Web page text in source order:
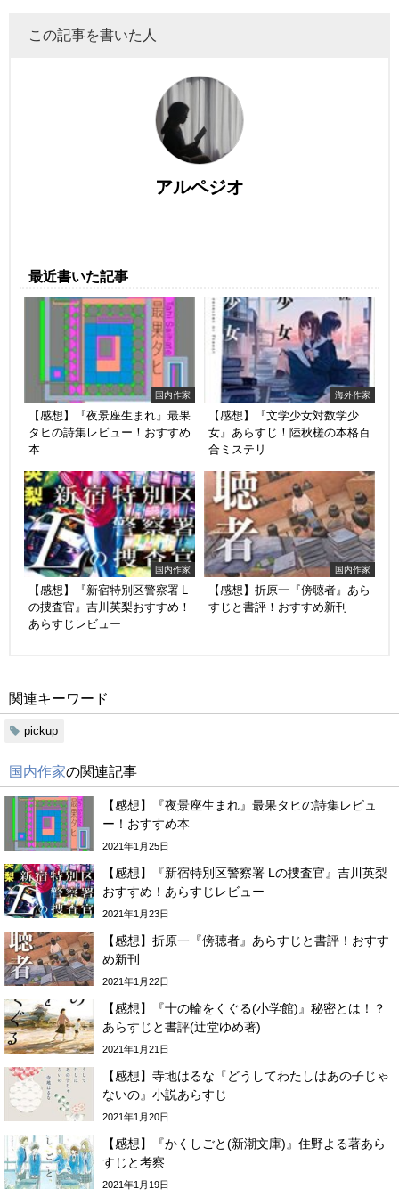
この記事を書いた人
アルペジオ
最近書いた記事
国内作家
【感想】『夜景座生まれ』最果
タヒの詩集レビュー！おすすめ
本
海外作家
【感想】『文学少女対数学少
女』あらすじ！陸秋槎の本格百
合ミステリ
国内作家
【感想】『新宿特別区警察署 L
の捜査官』吉川英梨おすすめ！
あらすじレビュー
国内作家
【感想】折原一『傍聴者』あら
すじと書評！おすすめ新刊
関連キーワード
pickup
国内作家の関連記事
【感想】『夜景座生まれ』最果タヒの詩集レビュ
ー！おすすめ本
2021年1月25日
【感想】『新宿特別区警察署 Lの捜査官』吉川英梨
おすすめ！あらすじレビュー
2021年1月23日
【感想】折原一『傍聴者』あらすじと書評！おすす
め新刊
2021年1月22日
【感想】『十の輪をくぐる(小学館)』秘密とは！？
あらすじと書評(辻堂ゆめ著)
2021年1月21日
【感想】寺地はるな『どうしてわたしはあの子じゃ
ないの』小説あらすじ
2021年1月20日
【感想】『かくしごと(新潮文庫)』住野よる著あら
すじと考察
2021年1月19日